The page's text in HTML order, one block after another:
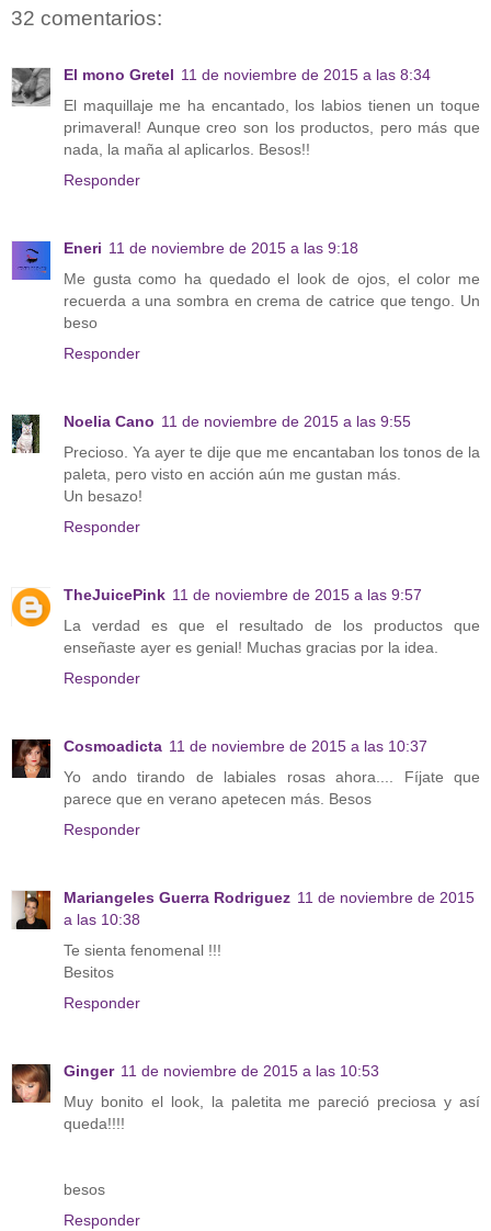
32 comentarios:
El mono Gretel 11 de noviembre de 2015 a las 8:34
El maquillaje me ha encantado, los labios tienen un toque
primaveral! Aunque creo son los productos, pero más que
nada, la maña al aplicarlos. Besos!!
Responder
Eneri 11 de noviembre de 2015 a las 9:18
Me gusta como ha quedado el look de ojos, el color me
recuerda a una sombra en crema de catrice que tengo. Un
beso
Responder
Noelia Cano 11 de noviembre de 2015 a las 9:55
Precioso. Ya ayer te dije que me encantaban los tonos de la
paleta, pero visto en acción aún me gustan más.
Un besazo!
Responder
TheJuicePink 11 de noviembre de 2015 a las 9:57
La verdad es que el resultado de los productos que
enseñaste ayer es genial! Muchas gracias por la idea.
Responder
Cosmoadicta 11 de noviembre de 2015 a las 10:37
Yo ando tirando de labiales rosas ahora.... Fíjate que
parece que en verano apetecen más. Besos
Responder
Mariangeles Guerra Rodriguez 11 de noviembre de 2015
a las 10:38
Te sienta fenomenal !!!
Besitos
Responder
Ginger 11 de noviembre de 2015 a las 10:53
Muy bonito el look, la paletita me pareció preciosa y así
queda!!!!
besos
Responder